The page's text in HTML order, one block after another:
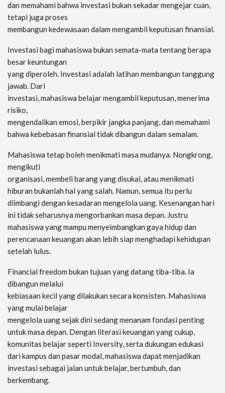
dan memahami bahwa investasi bukan sekadar mengejar cuan,
tetapi juga proses
membangun kedewasaan dalam mengambil keputusan finansial.
Investasi bagi mahasiswa bukan semata-mata tentang berapa
besar keuntungan
yang diperoleh. Investasi adalah latihan membangun tanggung
jawab. Dari
investasi, mahasiswa belajar mengambil keputusan, menerima
risiko,
mengendalikan emosi, berpikir jangka panjang, dan memahami
bahwa kebebasan finansial tidak dibangun dalam semalam.
Mahasiswa tetap boleh menikmati masa mudanya. Nongkrong,
mengikuti
organisasi, membeli barang yang disukai, atau menikmati
hiburan bukanlah hal yang salah. Namun, semua itu perlu
diimbangi dengan kesadaran mengelola uang. Kesenangan hari
ini tidak seharusnya mengorbankan masa depan. Justru
mahasiswa yang mampu menyeimbangkan gaya hidup dan
perencanaan keuangan akan lebih siap menghadapi kehidupan
setelah lulus.
Financial freedom bukan tujuan yang datang tiba-tiba. Ia
dibangun melalui
kebiasaan kecil yang dilakukan secara konsisten. Mahasiswa
yang mulai belajar
mengelola uang sejak dini sedang menanam fondasi penting
untuk masa depan. Dengan literasi keuangan yang cukup,
komunitas belajar seperti Inversity, serta dukungan edukasi
dari kampus dan pasar modal, mahasiswa dapat menjadikan
investasi sebagai jalan untuk belajar, bertumbuh, dan
berkembang.